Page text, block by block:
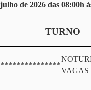
de 2026 das 08:00h
TURNO
VAGAS